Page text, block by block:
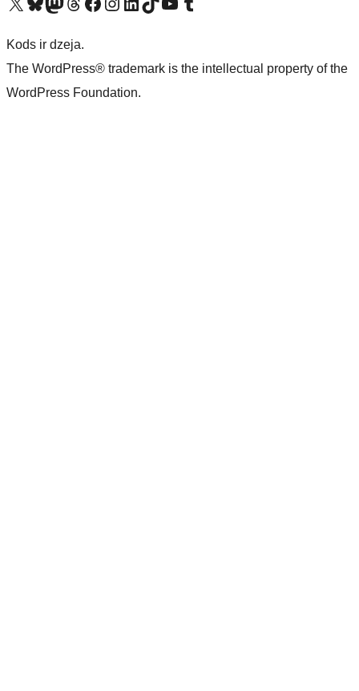
Kods ir dzeja.
The WordPress® trademark is the intellectual property of the
WordPress Foundation.